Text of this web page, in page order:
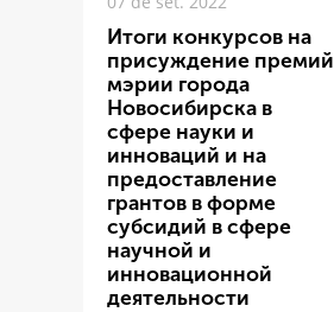
Итоги конкурсов на
присуждение премий
мэрии города
Новосибирска в
сфере науки и
инноваций и на
предоставление
грантов в форме
субсидий в сфере
научной и
инновационной
деятельности